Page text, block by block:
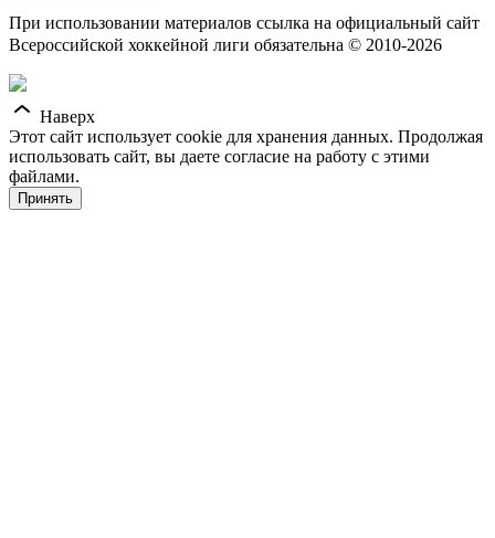
При использовании материалов ссылка на официальный сайт
Всероссийской хоккейной лиги обязательна © 2010-2026
Наверх
Этот сайт использует cookie для хранения данных. Продолжая
использовать сайт, вы даете согласие на работу с этими
файлами.
Принять